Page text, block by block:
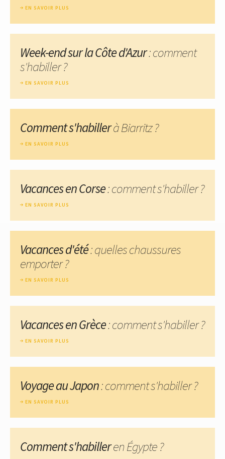
EN SAVOIR PLUS
Week-end sur la Côte d'Azur: comment
s'habiller ?
EN SAVOIR PLUS
Comment s'habillerà Biarritz ?
EN SAVOIR PLUS
Vacances en Corse: comment s'habiller ?
EN SAVOIR PLUS
Vacances d'été: quelles chaussures
emporter ?
EN SAVOIR PLUS
Vacances en Grèce: comment s'habiller ?
EN SAVOIR PLUS
Voyage au Japon: comment s'habiller ?
EN SAVOIR PLUS
Comment s'habilleren Égypte ?